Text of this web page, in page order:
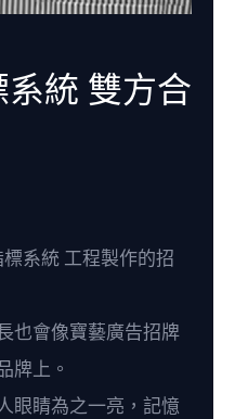
統 雙方合
系統 工程製作的招
也會像寶藝廣告招牌
牌上。
眼睛為之一亮，記憶